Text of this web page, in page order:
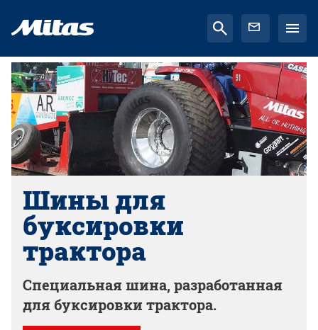
Шины для
буксировки
трактора
Специальная шина, разработанная
для буксировки трактора.